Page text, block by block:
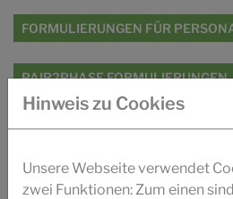
FORMULIERUNGEN FÜR
PAIR2PHASE FORMULIERUNGEN
FORMULIERUNGEN FÜR
RHEO2GREEN SERIE
Hinweis zu Cookies
Unsere Webseite verwendet
zwei Funktionen: Zum einen